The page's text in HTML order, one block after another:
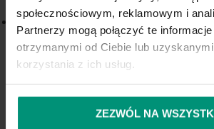
społecznościowym, reklamowym i
Partnerzy mogą połączyć te
otrzymanymi od Ciebie lub
korzystania z ich usług.
ZEZWÓL NA